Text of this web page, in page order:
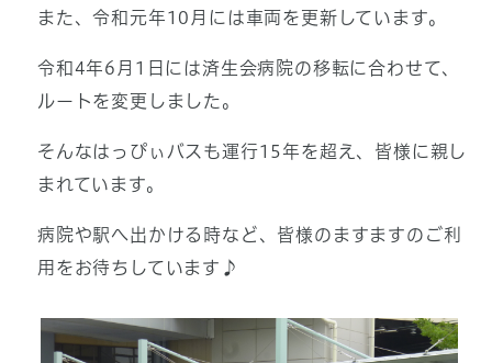
また、令和元年10月には車両を更新しています。
令和4年6月1日には済生会病院の移転に合わせて、
ルートを変更しました。
そんなはっぴぃバスも運行15年を超え、皆様に親し
まれています。
病院や駅へ出かける時など、皆様のますますのご利
用をお待ちしています♪